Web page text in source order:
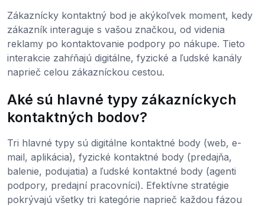
Zákaznícky kontaktný bod je akýkoľvek moment, kedy
zákazník interaguje s vašou značkou, od videnia
reklamy po kontaktovanie podpory po nákupe. Tieto
interakcie zahŕňajú digitálne, fyzické a ľudské kanály
naprieč celou zákazníckou cestou.
Aké sú hlavné typy zákazníckych
kontaktných bodov?
Tri hlavné typy sú digitálne kontaktné body (web, e-
mail, aplikácia), fyzické kontaktné body (predajňa,
balenie, podujatia) a ľudské kontaktné body (agenti
podpory, predajní pracovníci). Efektívne stratégie
pokrývajú všetky tri kategórie naprieč každou fázou